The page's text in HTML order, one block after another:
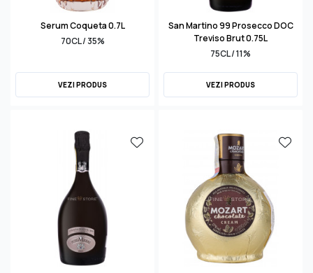
Serum Coqueta 0.7L
70CL / 35%
VEZI PRODUS
San Martino 99 Prosecco DOC
Treviso Brut 0.75L
75CL / 11%
VEZI PRODUS